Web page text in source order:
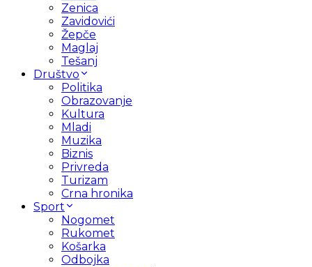
Zenica
Zavidovići
Žepče
Maglaj
Tešanj
Društvo
Politika
Obrazovanje
Kultura
Mladi
Muzika
Biznis
Privreda
Turizam
Crna hronika
Sport
Nogomet
Rukomet
Košarka
Odbojka